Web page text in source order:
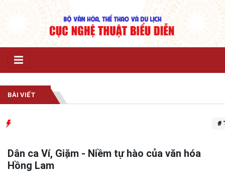
BÀI VIẾT
#
Dân ca Ví, Giặm - Niềm tự hào của văn hóa
Hồng Lam